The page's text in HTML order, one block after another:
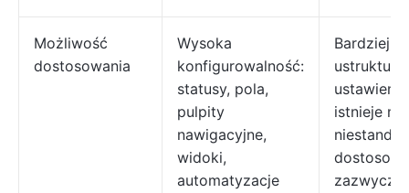
Możliwość
dostosowania
Wysoka
konfigurowalność:
statusy, pola,
pulpity
nawigacyjne,
widoki,
automatyzacje
Bardziej
istnieje